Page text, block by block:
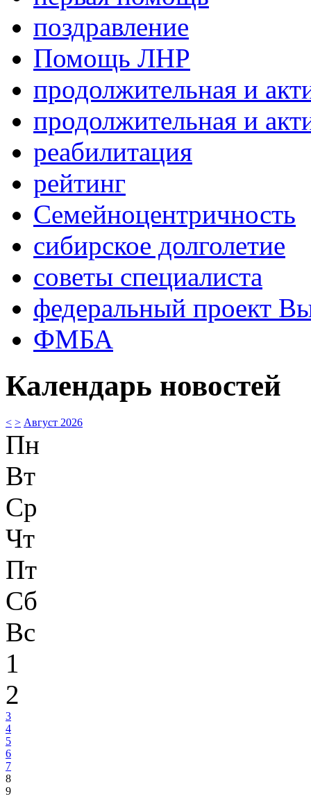
поздравление
Помощь ЛНР
продолжительная и
продолжительная и
реабилитация
рейтинг
Семейноцентричность
сибирское долголетие
советы специалиста
федеральный проект
ФМБА
Календарь новостей
< > Август 2026
Пн
Вт
Ср
Чт
Пт
Сб
Вс
1
2
3
4
5
6
7
8
9